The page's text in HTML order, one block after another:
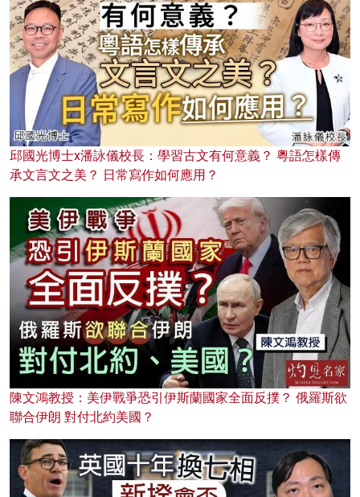
邱國光博士x潘詠儀校長：學習古文有何意義？ 粵語怎樣傳
承文言文之美？ 日常寫作如何應用？
陳文鴻教授：美伊戰爭恐引伊斯蘭國家全面反撲？ 俄羅斯欲
聯合伊朗 對付北約美國？